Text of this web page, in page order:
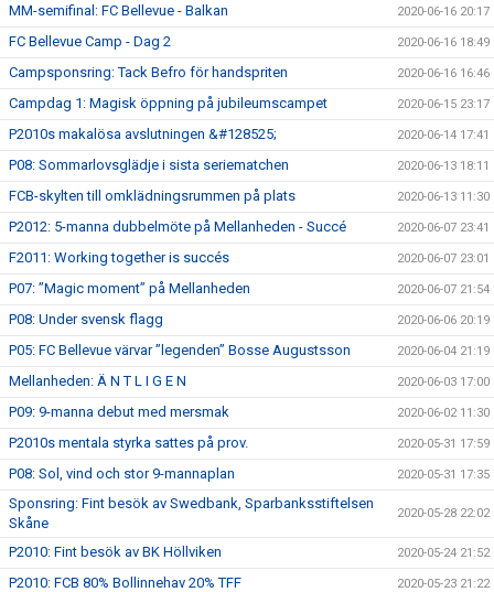
MM-semifinal: FC Bellevue - Balkan 2020-06-16 20:17
FC Bellevue Camp - Dag 2 2020-06-16 18:49
Campsponsring: Tack Befro för handspriten 2020-06-16 16:46
Campdag 1: Magisk öppning på jubileumscampet 2020-06-15 23:17
P2010s makalösa avslutningen &#128525; 2020-06-14 17:41
P08: Sommarlovsglädje i sista seriematchen 2020-06-13 18:11
FCB-skylten till omklädningsrummen på plats 2020-06-13 11:30
P2012: 5-manna dubbelmöte på Mellanheden - Succé 2020-06-07 23:41
F2011: Working together is succés 2020-06-07 23:01
P07: ”Magic moment” på Mellanheden 2020-06-07 21:54
P08: Under svensk flagg 2020-06-06 20:19
P05: FC Bellevue värvar ”legenden” Bosse Augustsson 2020-06-04 21:19
Mellanheden: Ä N T L I G E N 2020-06-03 17:00
P09: 9-manna debut med mersmak 2020-06-02 11:30
P2010s mentala styrka sattes på prov. 2020-05-31 17:59
P08: Sol, vind och stor 9-mannaplan 2020-05-31 17:35
Sponsring: Fint besök av Swedbank, Sparbanksstiftelsen
Skåne
2020-05-28 22:02
P2010: Fint besök av BK Höllviken 2020-05-24 21:52
P2010: FCB 80% Bollinnehav 20% TFF 2020-05-23 21:22